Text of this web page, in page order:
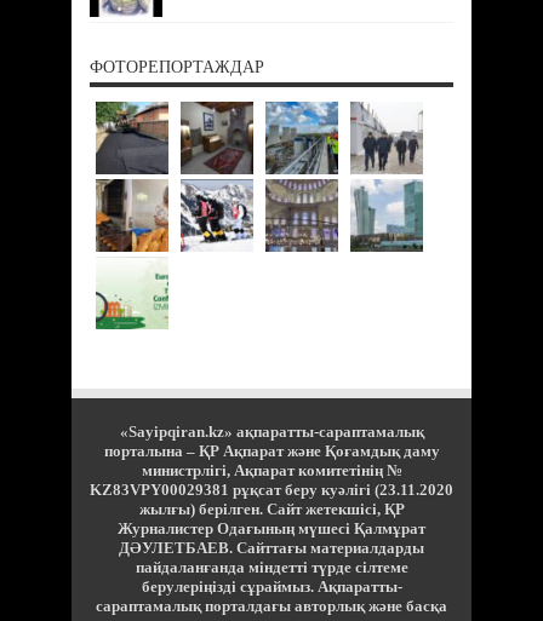
ФОТОРЕПОРТАЖДАР
«Sayipqiran.kz» ақпаратты-сараптамалық
порталына – ҚР Ақпарат және Қоғамдық даму
министрлігі, Ақпарат комитетінің №
KZ83VPY00029381 рұқсат беру куәлігі (23.11.2020
жылғы) берілген. Сайт жетекшісі, ҚР
Журналистер Одағының мүшесі Қалмұрат
ДӘУЛЕТБАЕВ. Сайттағы материалдарды
пайдаланғанда міндетті түрде сілтеме
берулеріңізді сұраймыз. Ақпаратты-
сараптамалық порталдағы авторлық және басқа